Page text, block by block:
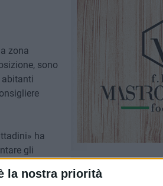
la nostra priorità
zona
sono
abitanti
ha
gli
dell'ordine e